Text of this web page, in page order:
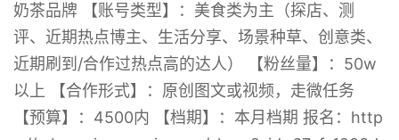
奶茶品牌 【账号类型】：美食类为主（探店、测
评、近期热点博主、生活分享、场景种草、创意类、
近期刷到/合作过热点高的达人） 【粉丝量】：50w
以上 【合作形式】：原创图文或视频，走微任务
【预算】：4500内 【档期】：本月档期 报名：http